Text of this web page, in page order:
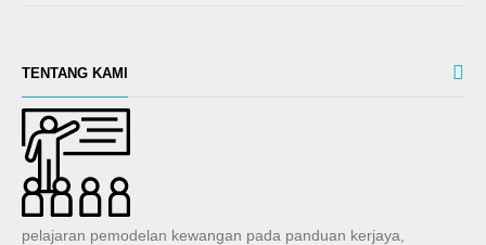
TENTANG KAMI
pelajaran pemodelan kewangan pada panduan kerjaya,